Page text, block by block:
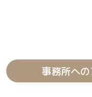
事務所へ